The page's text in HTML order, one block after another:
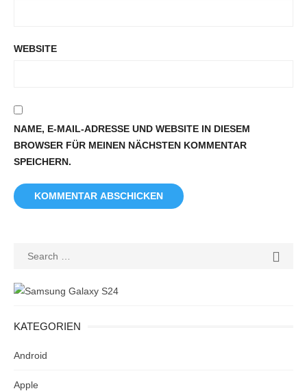
WEBSITE
NAME, E-MAIL-ADRESSE UND WEBSITE IN DIESEM
BROWSER FÜR MEINEN NÄCHSTEN KOMMENTAR
SPEICHERN.
Search

KATEGORIEN
Android
Apple